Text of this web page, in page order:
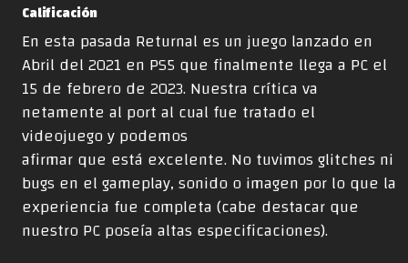
Calificación
En esta pasada Returnal es un juego lanzado en
Abril del 2021 en PS5 que finalmente llega a PC el
15 de febrero de 2023. Nuestra crítica va
netamente al port al cual fue tratado el
videojuego y podemos
afirmar que está excelente. No tuvimos glitches ni
bugs en el gameplay, sonido o imagen por lo que la
experiencia fue completa (cabe destacar que
nuestro PC poseía altas especificaciones).